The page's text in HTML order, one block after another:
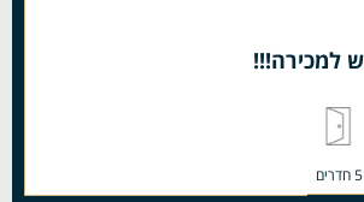
למכירה!!!
5 חדרים